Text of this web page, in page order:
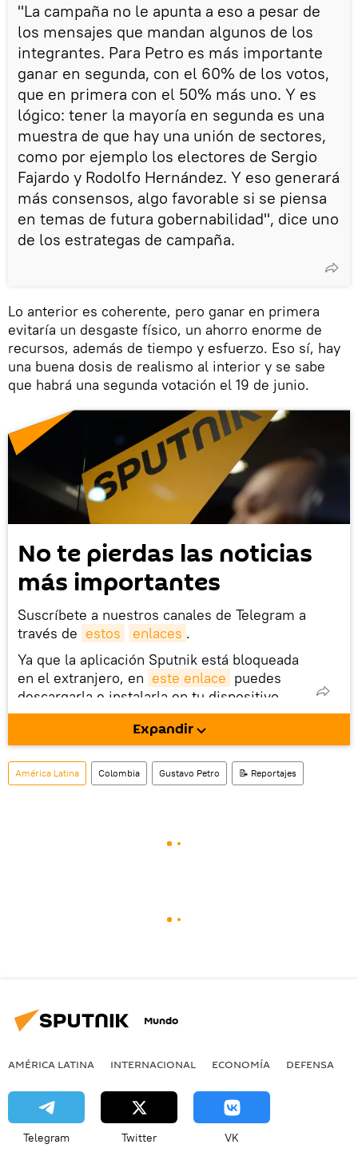
"La campaña no le apunta a eso a pesar de
los mensajes que mandan algunos de los
integrantes. Para Petro es más importante
ganar en segunda, con el 60% de los votos,
que en primera con el 50% más uno. Y es
lógico: tener la mayoría en segunda es una
muestra de que hay una unión de sectores,
como por ejemplo los electores de Sergio
Fajardo y Rodolfo Hernández. Y eso generará
más consensos, algo favorable si se piensa
en temas de futura gobernabilidad", dice uno
de los estrategas de campaña.
Lo anterior es coherente, pero ganar en primera
evitaría un desgaste físico, un ahorro enorme de
recursos, además de tiempo y esfuerzo. Eso sí, hay
una buena dosis de realismo al interior y se sabe
que habrá una segunda votación el 19 de junio.
No te pierdas las noticias
más importantes
Suscríbete a nuestros canales de Telegram a
través de estos enlaces .
Ya que la aplicación Sputnik está bloqueada
en el extranjero, en este enlace puedes
descargarla e instalarla en tu dispositivo
móvil (¡solo para Android!).
También tenemos una cuenta en la red
social rusa VK .
Expandir
América Latina Colombia Gustavo Petro 📝 Reportajes
Mundo
AMÉRICA LATINA INTERNACIONAL ECONOMÍA DEFENSA
Telegram Twitter VK